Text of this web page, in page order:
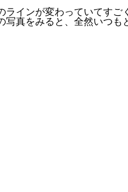
インが変わっていてすご
真をみると、全然いつ